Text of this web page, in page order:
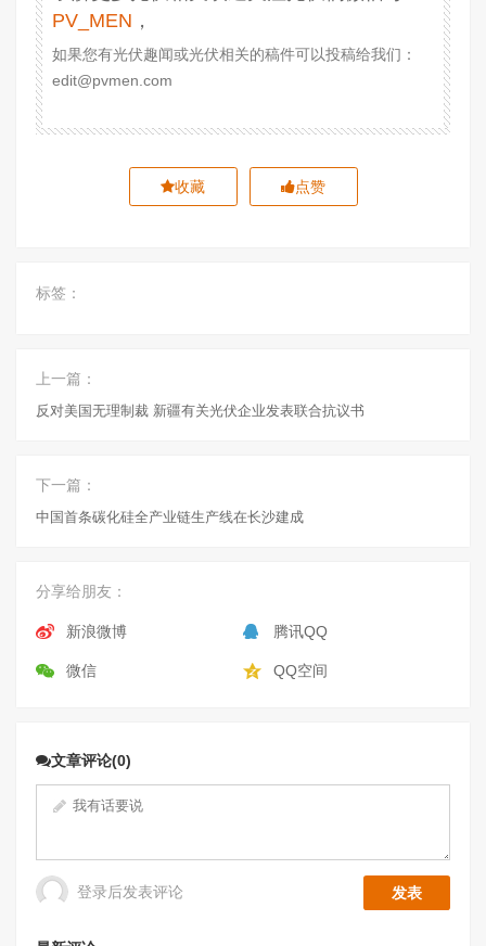
PV_MEN ，
如果您有光伏趣闻或光伏相关的稿件可以投稿给我们：
edit@pvmen.com
收藏 点赞
标签：
上一篇：
反对美国无理制裁 新疆有关光伏企业发表联合抗议书
下一篇：
中国首条碳化硅全产业链生产线在长沙建成
分享给朋友：
新浪微博 腾讯QQ
微信 QQ空间
文章评论(0)
登录后发表评论